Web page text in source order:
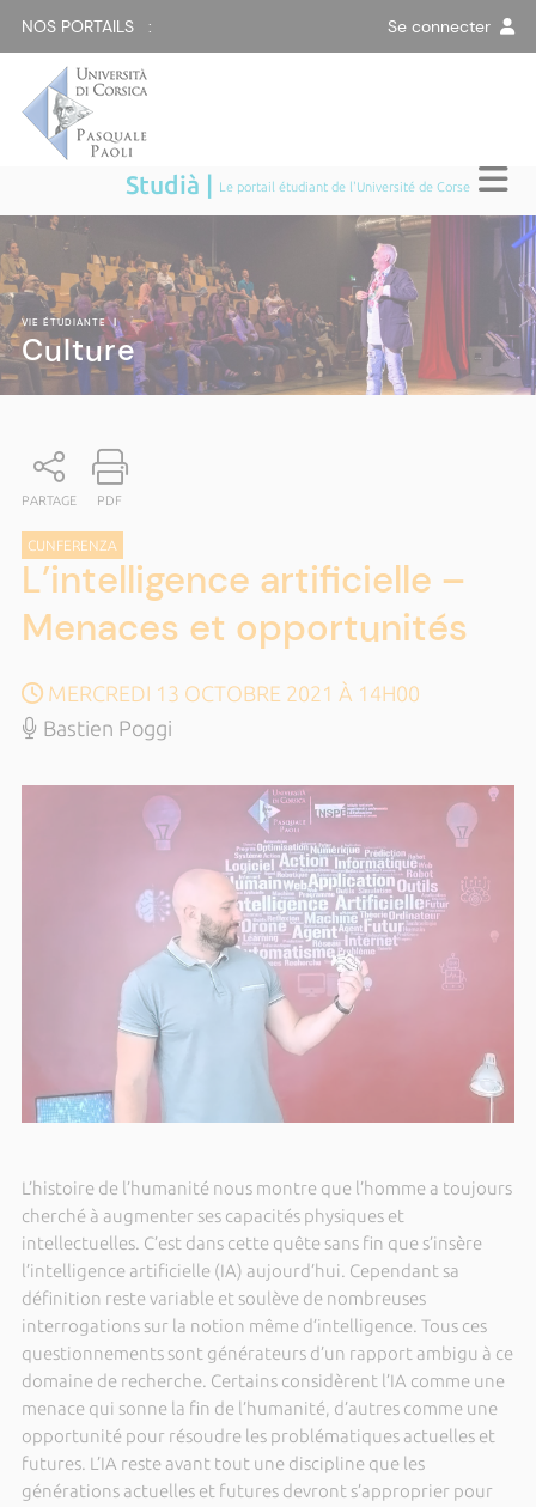
NOS PORTAILS : Se connecter
Studià | Le portail étudiant de l'Université de Corse
VIE ÉTUDIANTE|
Culture
PARTAGE PDF
CUNFERENZA
L’intelligence artificielle –
Menaces et opportunités
MERCREDI 13 OCTOBRE 2021 À 14H00
Bastien Poggi
L’histoire de l’humanité nous montre que l’homme a toujours
cherché à augmenter ses capacités physiques et
intellectuelles. C’est dans cette quête sans fin que s’insère
l’intelligence artificielle (IA) aujourd’hui. Cependant sa
définition reste variable et soulève de nombreuses
interrogations sur la notion même d’intelligence. Tous ces
questionnements sont générateurs d’un rapport ambigu à ce
domaine de recherche. Certains considèrent l’IA comme une
menace qui sonne la fin de l’humanité, d’autres comme une
opportunité pour résoudre les problématiques actuelles et
futures. L’IA reste avant tout une discipline que les
générations actuelles et futures devront s’approprier pour